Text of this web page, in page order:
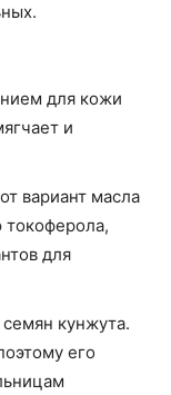
для кожи
и
вариант масла
для
кунжута.
его